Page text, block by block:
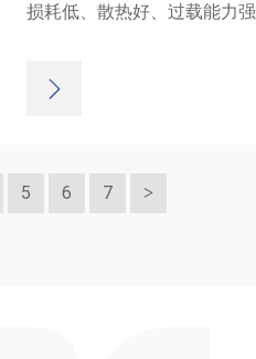
损耗低、散热好、过载能力强
5 6 7